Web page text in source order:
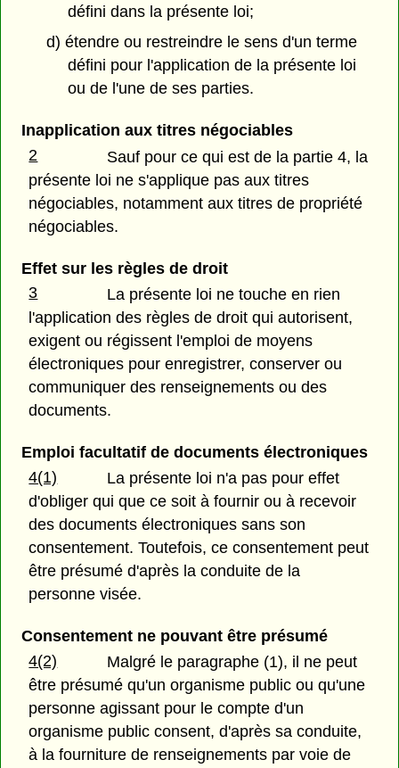
défini dans la présente loi;
d) étendre ou restreindre le sens d'un terme
défini pour l'application de la présente loi
ou de l'une de ses parties.
Inapplication aux titres négociables
2
Sauf pour ce qui est de la partie 4, la
présente loi ne s'applique pas aux titres
négociables, notamment aux titres de propriété
négociables.
Effet sur les règles de droit
3
La présente loi ne touche en rien
l'application des règles de droit qui autorisent,
exigent ou régissent l'emploi de moyens
électroniques pour enregistrer, conserver ou
communiquer des renseignements ou des
documents.
Emploi facultatif de documents électroniques
4(1)
La présente loi n'a pas pour effet
d'obliger qui que ce soit à fournir ou à recevoir
des documents électroniques sans son
consentement. Toutefois, ce consentement peut
être présumé d'après la conduite de la
personne visée.
Consentement ne pouvant être présumé
4(2)
Malgré le paragraphe (1), il ne peut
être présumé qu'un organisme public ou qu'une
personne agissant pour le compte d'un
organisme public consent, d'après sa conduite,
à la fourniture de renseignements par voie de